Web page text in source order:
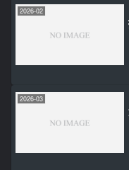
2026-02
2026-03